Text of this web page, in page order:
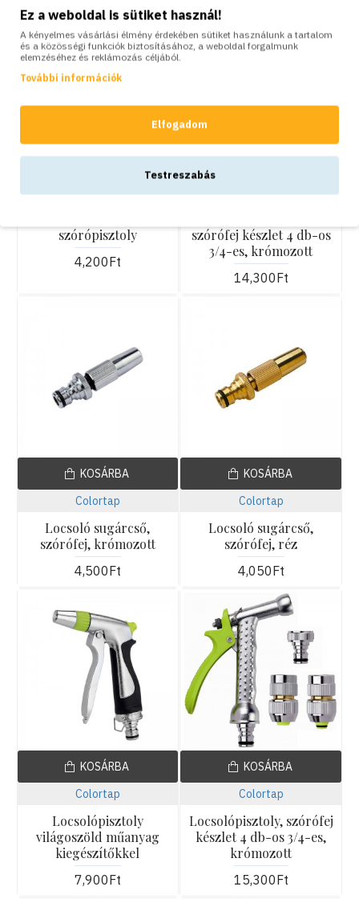
Colortap
szórópisztoly
4,200Ft
Colortap
szórófej készlet 4 db-os
3/4-es, krómozott
14,300Ft
Colortap
Locsoló sugárcső,
szórófej, krómozott
4,500Ft
KOSÁRBA
Colortap
Locsoló sugárcső,
szórófej, réz
4,050Ft
KOSÁRBA
Colortap
Locsolópisztoly
világoszöld műanyag
kiegészítőkkel
7,900Ft
KOSÁRBA
Colortap
Locsolópisztoly, szórófej
készlet 4 db-os 3/4-es,
krómozott
15,300Ft
KOSÁRBA
Ez a weboldal is sütiket használ!
A kényelmes vásárlási élmény érdekében sütiket használunk a tartalom
és a közösségi funkciók biztosításához, a weboldal forgalmunk
elemzéséhez és reklámozás céljából.
További információk
Elfogadom
Testreszabás